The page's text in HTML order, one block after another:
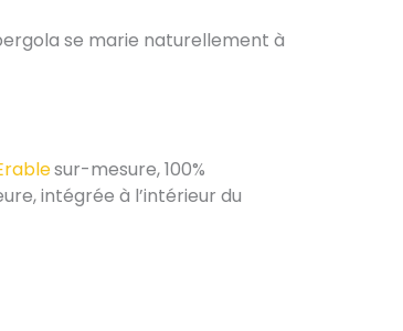
se marie naturellement à
sur-mesure, 100%
intégrée à l’intérieur du